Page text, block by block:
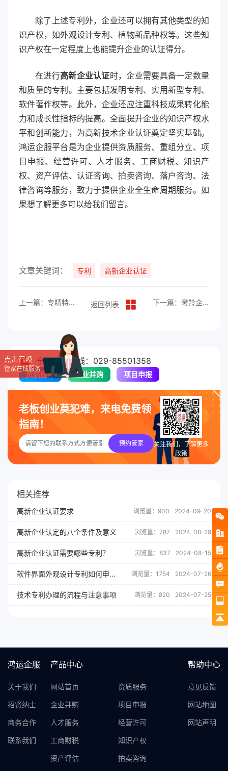
除了上述专利外，企业还可以拥有其他类型的知
识产权，如外观设计专利、植物新品种权等。这些知
识产权在一定程度上也能提升企业的认证得分。
在进行高新企业认证时，企业需要具备一定数量
和质量的专利。主要包括发明专利、实用新型专利、
软件著作权等。此外，企业还应注重科技成果转化能
力和成长性指标的提高。全面提升企业的知识产权水
平和创新能力，为高新技术企业认证奠定坚实基础。
鸿运企服平台是为企业提供资质服务、重组分立、项
目申报、经营许可、人才服务、工商财税、知识产
权、资产评估、认证咨询、拍卖咨询、落户咨询、法
律咨询等服务，致力于提供企业全生命周期服务。如
果想了解更多可以给我们留言。
文章关键词： 专利 高新企业认证
上一篇：专精特新“小巨人”企业有效期有多久？ 返回列表 下一篇：瞪羚企业有什么好处？
全国服务热线：029-85501358
资质服务 企业并购 项目申报
老板创业莫犯难，来电免费领
指南！
预约管家
关注我们，了解更多
政策
相关推荐
高新企业认证要求 浏览量：900 2024-09-20
高新企业认定的八个条件及意义 浏览量：787 2024-08-29
高新企业认证需要哪些专利？ 浏览量：837 2024-08-15
软件界面外观设计专利如何申请？ 浏览量：1754 2024-07-26
技术专利办理的流程与注意事项 浏览量：820 2024-07-25
点击召唤
管家在线服务
鸿运企服
关于我们
招贤纳士
商务合作
联系我们
产品中心
网站首页 资质服务
企业并购 项目申报
人才服务 经营许可
工商财税 知识产权
资产评估 拍卖咨询
帮助中心
意见反馈
网站地图
网站声明